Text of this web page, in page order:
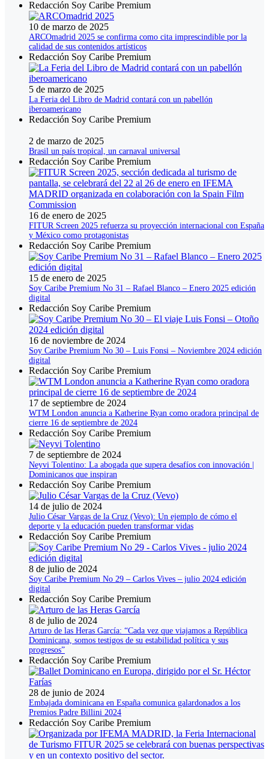
Redacción Soy Caribe Premium
10 de marzo de 2025
ARCOmadrid 2025 se confirma como cita imprescindible por la
calidad de sus contenidos artísticos
Redacción Soy Caribe Premium
5 de marzo de 2025
La Feria del Libro de Madrid contará con un pabellón
iberoamericano
Redacción Soy Caribe Premium
2 de marzo de 2025
Brasil un país tropical, un carnaval universal
Redacción Soy Caribe Premium
16 de enero de 2025
FITUR Screen 2025 refuerza su proyección internacional con España
y México como protagonistas
Redacción Soy Caribe Premium
15 de enero de 2025
Soy Caribe Premium No 31 – Rafael Blanco – Enero 2025 edición
digital
Redacción Soy Caribe Premium
16 de noviembre de 2024
Soy Caribe Premium No 30 – Luis Fonsi – Noviembre 2024 edición
digital
Redacción Soy Caribe Premium
17 de septiembre de 2024
WTM London anuncia a Katherine Ryan como oradora principal de
cierre 16 de septiembre de 2024
Redacción Soy Caribe Premium
7 de septiembre de 2024
Neyvi Tolentino: La abogada que supera desafíos con innovación |
Dominicanos que inspiran
Redacción Soy Caribe Premium
14 de julio de 2024
Julio César Vargas de la Cruz (Vevo): Un ejemplo de cómo el
deporte y la educación pueden transformar vidas
Redacción Soy Caribe Premium
8 de julio de 2024
Soy Caribe Premium No 29 – Carlos Vives – julio 2024 edición
digital
Redacción Soy Caribe Premium
8 de julio de 2024
Arturo de las Heras García: “Cada vez que viajamos a República
Dominicana, somos testigos de su estabilidad política y sus
progresos”
Redacción Soy Caribe Premium
28 de junio de 2024
Embajada dominicana en España comunica galardonados a los
Premios Padre Billini 2024
Redacción Soy Caribe Premium